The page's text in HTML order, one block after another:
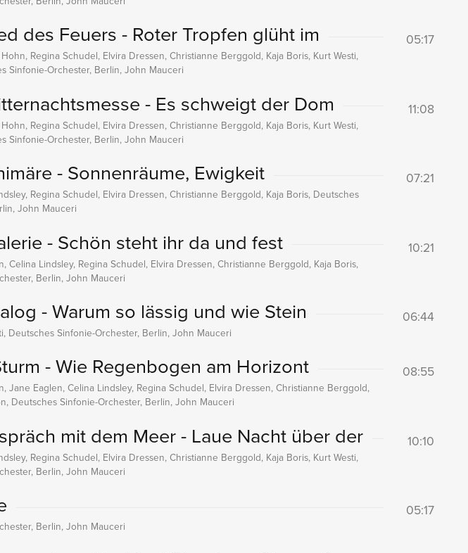
des Feuers - Roter Tropfen glüht im 05:17
Regina Schudel, Elvira Dressen, Christianne Berggold, Kaja Boris, Kurt Westi,
Sinfonie-Orchester, Berlin, John Mauceri
- Es schweigt der Dom 11:08
Regina Schudel, Elvira Dressen, Christianne Berggold, Kaja Boris, Kurt Westi,
Sinfonie-Orchester, Berlin, John Mauceri
- Sonnenräume, Ewigkeit 07:21
Regina Schudel, Elvira Dressen, Christianne Berggold, Kaja Boris, Deutsches
John Mauceri
- Schön steht ihr da und fest 10:21
Celina Lindsley, Regina Schudel, Elvira Dressen, Christianne Berggold, Kaja Boris,
Berlin, John Mauceri
- Warum so lässig und wie Stein 06:44
Deutsches Sinfonie-Orchester, Berlin, John Mauceri
- Wie Regenbogen am Horizont 08:55
Jane Eaglen, Celina Lindsley, Regina Schudel, Elvira Dressen, Christianne Berggold,
Deutsches Sinfonie-Orchester, Berlin, John Mauceri
mit dem Meer - Laue Nacht über der 10:10
Regina Schudel, Elvira Dressen, Christianne Berggold, Kaja Boris, Kurt Westi,
Berlin, John Mauceri
05:17
Berlin, John Mauceri